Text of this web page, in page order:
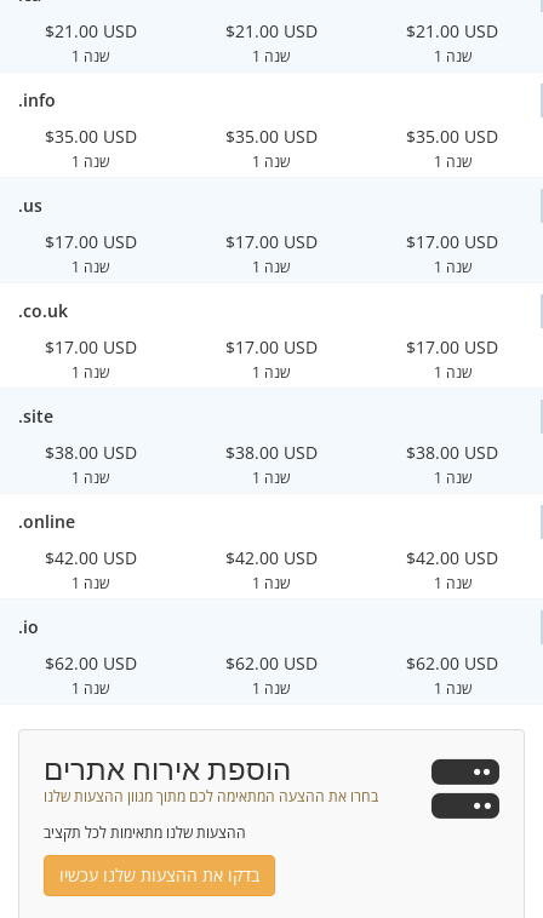
$21.00 USD
1 שנה
$21.00 USD
1 שנה
$21.00 USD
1 שנה
.info
$35.00 USD
1 שנה
$35.00 USD
1 שנה
$35.00 USD
1 שנה
.us
$17.00 USD
1 שנה
$17.00 USD
1 שנה
$17.00 USD
1 שנה
.co.uk
$17.00 USD
1 שנה
$17.00 USD
1 שנה
$17.00 USD
1 שנה
.site
$38.00 USD
1 שנה
$38.00 USD
1 שנה
$38.00 USD
1 שנה
.online
$42.00 USD
1 שנה
$42.00 USD
1 שנה
$42.00 USD
1 שנה
.io
$62.00 USD
1 שנה
$62.00 USD
1 שנה
$62.00 USD
1 שנה
הוספת אירוח אתרים
בחרו את ההצעה המתאימה לכם מתוך מגוון ההצעות שלנו
ההצעות שלנו מתאימות לכל תקציב
בדקו את ההצעות שלנו עכשיו